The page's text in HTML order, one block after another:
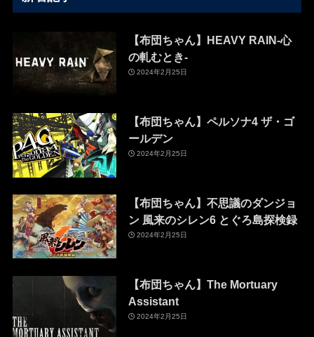
【布団ちゃん】HEAVY RAIN-心
の軋むとき-
2024年2月25日
【布団ちゃん】ペルソナ4 ザ・ゴ
ールデン
2024年2月25日
【布団ちゃん】不思議のダンジョ
ン 風来のシレン6 とぐろ島探検録
2024年2月25日
【布団ちゃん】The Mortuary
Assistant
2024年2月25日